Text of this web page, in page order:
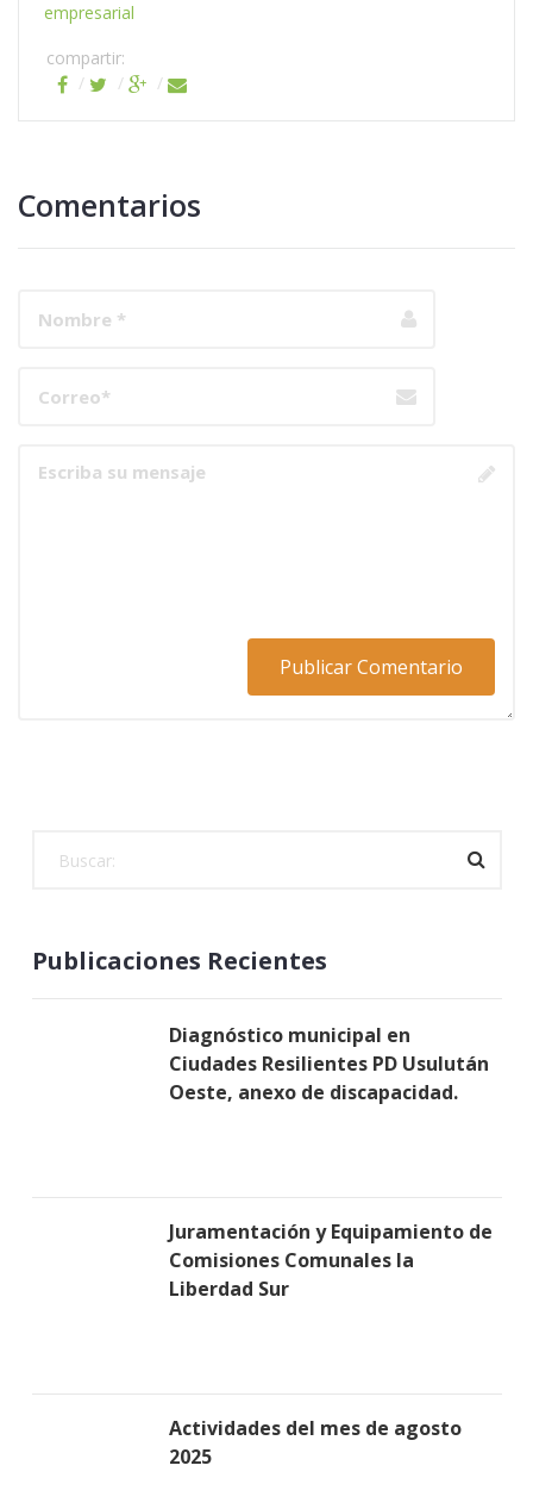
empresarial
compartir:
Comentarios
Publicaciones Recientes
Diagnóstico municipal en
Ciudades Resilientes PD Usulután
Oeste, anexo de discapacidad.
Juramentación y Equipamiento de
Comisiones Comunales la
Liberdad Sur
Actividades del mes de agosto
2025